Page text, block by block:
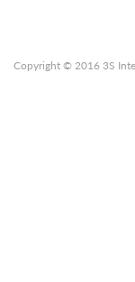
Copyright © 2016 3S